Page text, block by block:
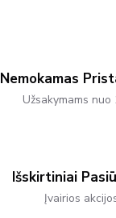
Nemokamas
Užsakymams nuo
Išskirtiniai
Įvairios